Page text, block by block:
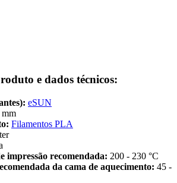
e dados técnicos:
eSUN
mm
Filamentos PLA
impressão recomendada: 200 - 230 °C
da cama de aquecimento: 45 -